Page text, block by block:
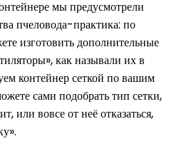
мы предусмотрели
пчеловода-практика: по
изготовить дополнительные
как называли их в
контейнер сеткой по вашим
сами подобрать тип сетки,
или вовсе от неё отказаться,